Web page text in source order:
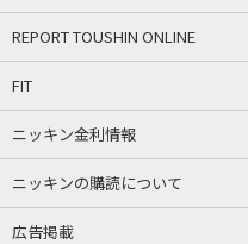
REPORT TOUSHIN ONLINE
FIT
ニッキン金利情報
ニッキンの購読について
広告掲載